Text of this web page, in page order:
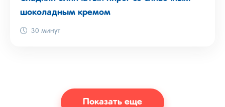
шоколадным кремом
30 минут
Показать еще